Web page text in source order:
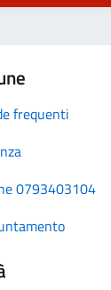
frequenti
0793403104